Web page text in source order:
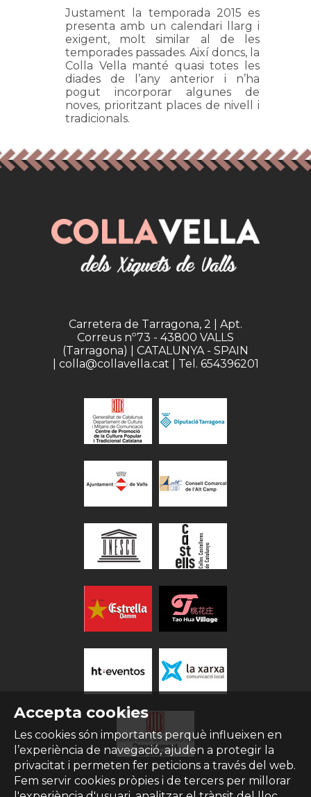
Justament la temporada 2015 es
presenta amb un calendari llarg i
exigent, molt similar al de les
temporades passades. Així doncs, la
Colla Vella manté quasi totes les
diades de l’any anterior i n’ha
pogut incorporar algunes de
noves, prioritzant places de nivell i
tradicionals.
Accepta cookies
Les cookies són importants perquè influeixen en
l’experiència de navegació, ajuden a protegir la
privacitat i permeten fer peticions a través del web.
Fem servir cookies pròpies i de tercers per millorar
Carretera de Tarragona, 2 | Apt.
Correus nº73 - 43800 VALLS
(Tarragona) | CATALUNYA - SPAIN
| colla@collavella.cat | Tel. 654396201